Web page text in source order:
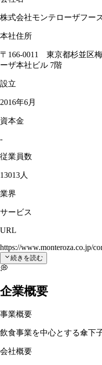
株式会社モンテローザフー
本社住所
〒166-0011 東京都杉並区
ーザ本社ビル 7階
設立
2016年6月
資本金
-
従業員数
13013人
業界
サービス
URL
https://www.monteroza.co.jp/
続きを読む
💭
企業概要
事業概要
飲食事業を中心とする傘下
会社概要